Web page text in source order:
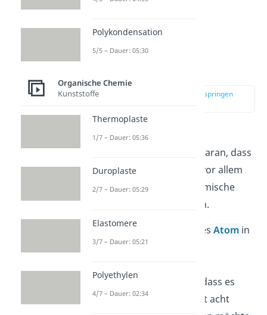
Vielfältigkeit
organischer
zur Stelle im Video springen
Es gibt viele organische
Verbindungen. Das liegt daran, dass
das Element Kohlenstoff vor allem
mit sich selbst stabile chemische
Bindungen eingehen kann.
Grundlegend möchte jedesAtom in
einemMolekül
erreichen. Das bedeutet, dass es
einen stabilen Zustand mit acht
Polykondensation
5/5 – Dauer: 05:30
Organische Chemie
Kunststoffe
Thermoplaste
1/7 – Dauer: 05:36
Duroplaste
2/7 – Dauer: 05:29
Elastomere
3/7 – Dauer: 05:21
Polyethylen
4/7 – Dauer: 02:34